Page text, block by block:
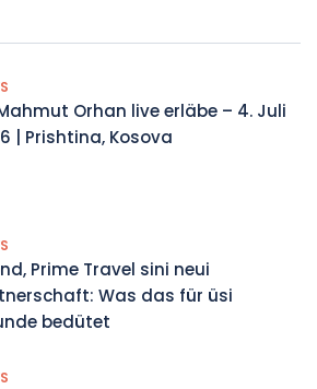
Orhan live erläbe – 4. Juli
| Prishtina, Kosova
Prime Travel sini neui
Was das für üsi
bedütet